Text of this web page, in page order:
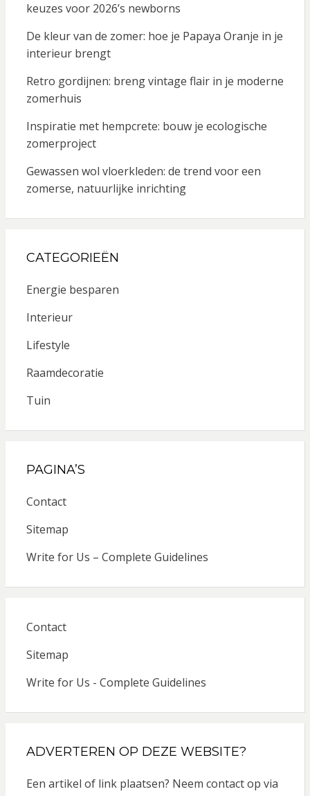
keuzes voor 2026’s newborns
De kleur van de zomer: hoe je Papaya Oranje in je
interieur brengt
Retro gordijnen: breng vintage flair in je moderne
zomerhuis
Inspiratie met hempcrete: bouw je ecologische
zomerproject
Gewassen wol vloerkleden: de trend voor een
zomerse, natuurlijke inrichting
CATEGORIEËN
Energie besparen
Interieur
Lifestyle
Raamdecoratie
Tuin
PAGINA’S
Contact
Sitemap
Write for Us – Complete Guidelines
Contact
Sitemap
Write for Us - Complete Guidelines
ADVERTEREN OP DEZE WEBSITE?
Een artikel of link plaatsen? Neem contact op via